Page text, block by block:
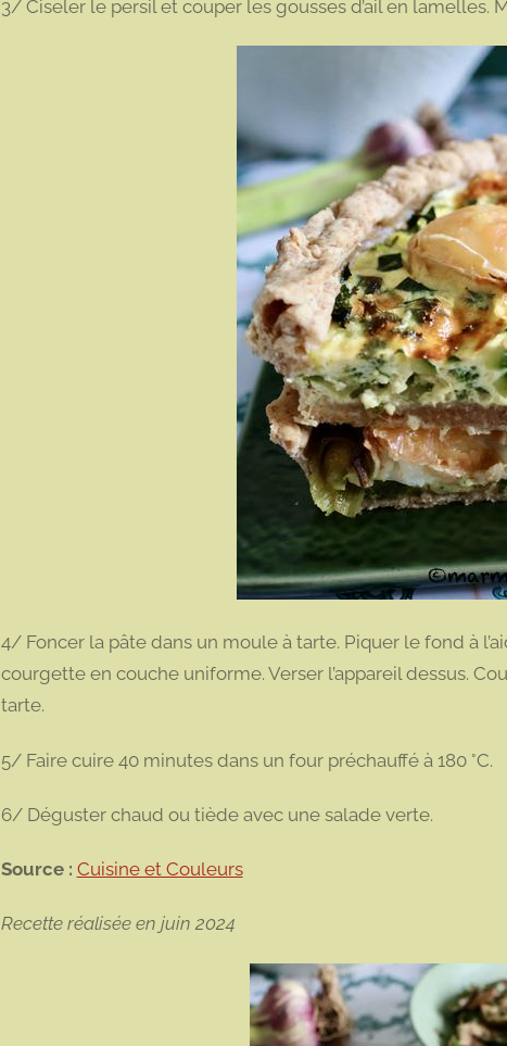
3/ Ciseler le persil et couper les gousses d’ail en lamelles.
4/ Foncer la pâte dans un moule à tarte. Piquer le fond à
courgette en couche uniforme. Verser l’appareil dessus.
tarte.
5/ Faire cuire 40 minutes dans un four préchauffé à 180 °C.
6/ Déguster chaud ou tiède avec une salade verte.
Source : Cuisine et Couleurs
Recette réalisée en juin 2024